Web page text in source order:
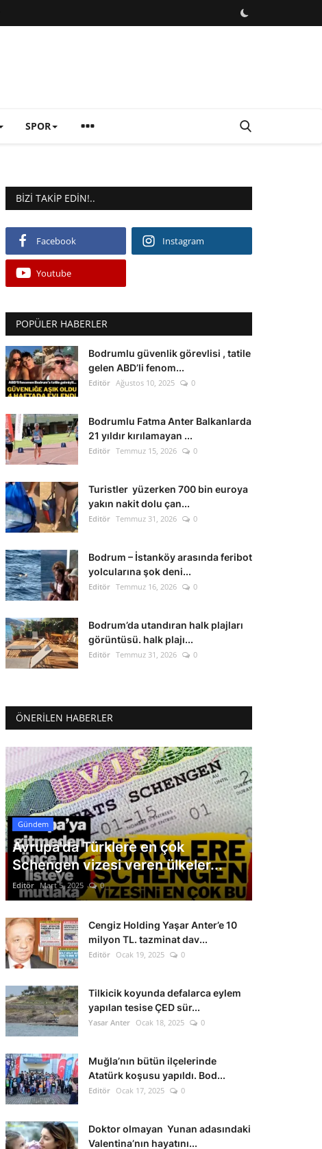
SPOR
BIZI TAKIP EDIN!..
Facebook Instagram
Youtube
POPÜLER HABERLER
Bodrumlu güvenlik görevlisi , tatile
gelen ABD’li fenom...
Editör Ağustos 10, 2025 0
Bodrumlu Fatma Anter Balkanlarda
21 yıldır kırılamayan ...
Editör Temmuz 15, 2026 0
Turistler yüzerken 700 bin euroya
yakın nakit dolu çan...
Editör Temmuz 31, 2026 0
Bodrum – İstanköy arasında feribot
yolcularına şok deni...
Editör Temmuz 16, 2026 0
Bodrum’da utandıran halk plajları
görüntüsü. halk plajı...
Editör Temmuz 31, 2026 0
ÖNERILEN HABERLER
Gündem
Avrupa'da Türklere en çok
Schengen vizesi veren ülkeler...
Editör Mart 5, 2025 0
Cengiz Holding Yaşar Anter’e 10
milyon TL. tazminat dav...
Editör Ocak 19, 2025 0
Tilkicik koyunda defalarca eylem
yapılan tesise ÇED sür...
Yasar Anter Ocak 18, 2025 0
Muğla’nın bütün ilçelerinde
Atatürk koşusu yapıldı. Bod...
Editör Ocak 17, 2025 0
Doktor olmayan Yunan adasındaki
Valentina’nın hayatını...